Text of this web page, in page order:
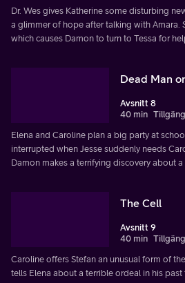
Dr. Wes gives Katherine some disturbing
a glimmer of hope after talking with Amara.
which causes Damon to turn to Tessa for
Dead Man
Avsnitt 8
40 min
Elena and Caroline plan a big party at
interrupted when Jesse suddenly needs
Damon makes a terrifying discovery about a
The Cell
Avsnitt 9
40 min
Caroline offers Stefan an unusual form of
tells Elena about a terrible ordeal in his